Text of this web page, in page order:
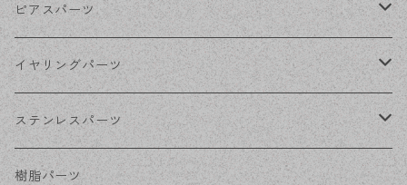
ゴールド
シルバー
ホワイトシルバー
ステンレス・シルバー
ピアスパーツ
ポストピアス
フックピアス
その他ピアス
イヤリングパーツ
ネジばねイヤリング
クリップイヤリング
ステンレスパーツ
ステンレスピアス
樹脂パーツ